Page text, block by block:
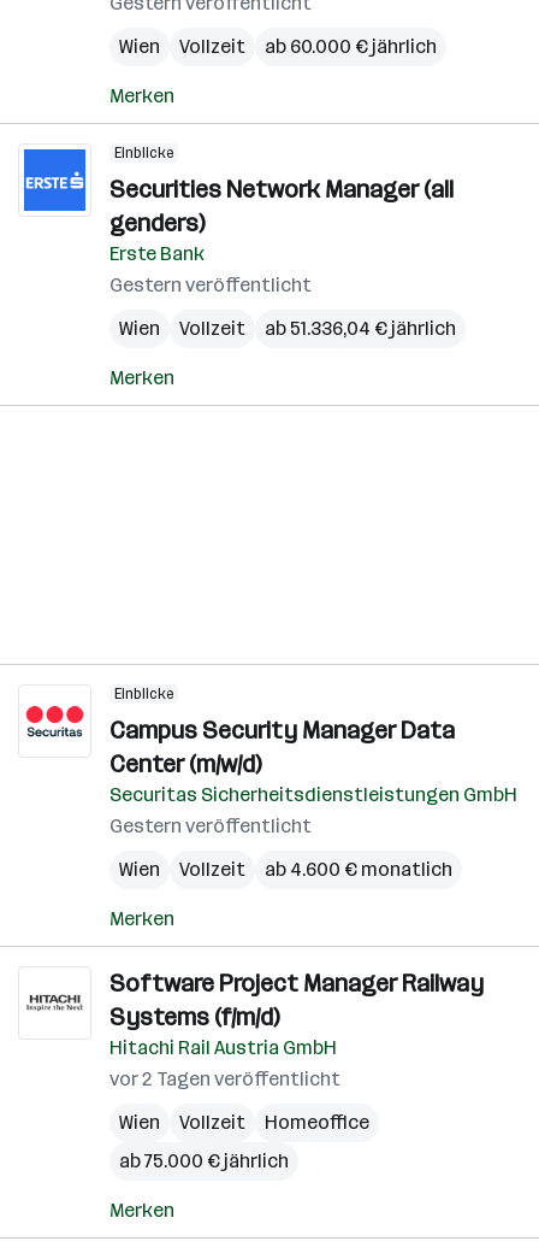
Wien
Vollzeit ab 60.000 € jährlich
Merken
Einblicke
Securities Network Manager (all
genders)
Erste Bank
Gestern veröffentlicht
Wien
Vollzeit ab 51.336,04 € jährlich
Merken
Einblicke
Campus Security Manager Data
Center (m/w/d)
Securitas Sicherheitsdienstleistungen GmbH
Gestern veröffentlicht
Wien
Vollzeit ab 4.600 € monatlich
Merken
Software Project Manager Railway
Systems (f/m/d)
Hitachi Rail Austria GmbH
vor 2 Tagen veröffentlicht
Wien
Vollzeit
Homeoffice
ab 75.000 € jährlich
Merken